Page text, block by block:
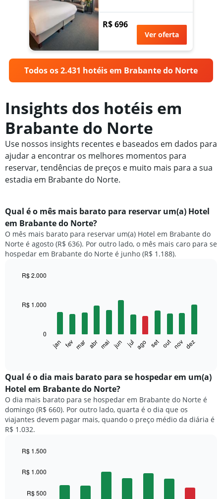
R$ 696
Ver oferta
Todos os 2.431 hotéis em Brabante do Norte
Insights dos hotéis em
Brabante do Norte
Use nossos insights recentes e baseados em dados para
ajudar a encontrar os melhores momentos para
reservar, tendências de preços e muito mais para a sua
estadia em Brabante do Norte.
Qual é o mês mais barato para reservar um(a) Hotel
em Brabante do Norte?
O mês mais barato para reservar um(a) Hotel em Brabante do
Norte é agosto (R$ 636). Por outro lado, o mês mais caro para se
hospedar em Brabante do Norte é junho (R$ 1.188).
with
12
exibe
o
preço
médio
de
um
quarto
cada
O
gráfico
jan fev mar abr mai jun jul ago set out nov dez
0
R$ 1.000
R$ 2.000
Qual é o dia mais barato para se hospedar em um(a)
Hotel em Brabante do Norte?
O dia mais barato para se hospedar em Brabante do Norte é
domingo (R$ 660). Por outro lado, quarta é o dia que os
viajantes devem pagar mais, quando o preço médio da diária é
R$ 1.032.
chart
with
bars.
graphic.
R$ 500
R$ 1.000
R$ 1.500